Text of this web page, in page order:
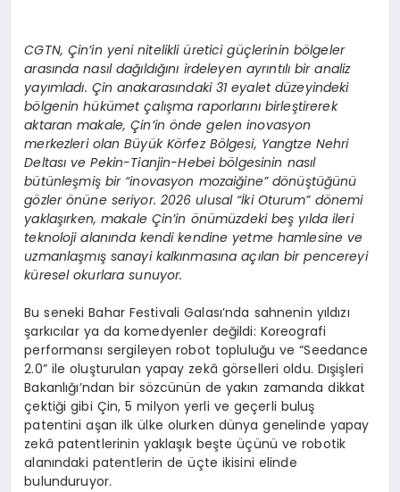
CGTN, Çin’in yeni nitelikli üretici güçlerinin bölgeler
arasında nasıl dağıldığını irdeleyen ayrıntılı bir analiz
yayımladı. Çin anakarasındaki 31 eyalet düzeyindeki
bölgenin hükümet çalışma raporlarını birleştirerek
aktaran makale, Çin’in önde gelen inovasyon
merkezleri olan Büyük Körfez Bölgesi, Yangtze Nehri
Deltası ve Pekin-Tianjin-Hebei bölgesinin nasıl
bütünleşmiş bir “inovasyon mozaiğine” dönüştüğünü
gözler önüne seriyor. 2026 ulusal “İki Oturum” dönemi
yaklaşırken, makale Çin’in önümüzdeki beş yılda ileri
teknoloji alanında kendi kendine yetme hamlesine ve
uzmanlaşmış sanayi kalkınmasına açılan bir pencereyi
küresel okurlara sunuyor.
Bu seneki Bahar Festivali Galası’nda sahnenin yıldızı
şarkıcılar ya da komedyenler değildi: Koreografi
performansı sergileyen robot topluluğu ve “Seedance
2.0” ile oluşturulan yapay zekâ görselleri oldu. Dışişleri
Bakanlığı’ndan bir sözcünün de yakın zamanda dikkat
çektiği gibi Çin, 5 milyon yerli ve geçerli buluş
patentini aşan ilk ülke olurken dünya genelinde yapay
zekâ patentlerinin yaklaşık beşte üçünü ve robotik
alanındaki patentlerin de üçte ikisini elinde
bulunduruyor.